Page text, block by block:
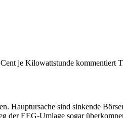
je Kilowattstunde
Hauptursache sind sinkende
der EEG-Umlage sogar